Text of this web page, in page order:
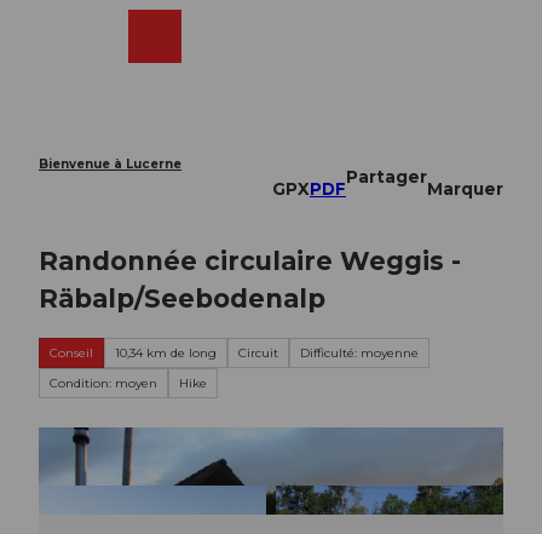
Bienvenue à Lucerne
GPXPDF
Partager
Marquer
Randonnée circulaire Weggis -
Räbalp/Seebodenalp
Conseil 10,34 km de long Circuit
Difficulté: moyenne
Condition: moyen
Hike